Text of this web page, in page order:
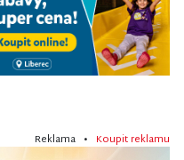
Reklama • Koupit reklamu